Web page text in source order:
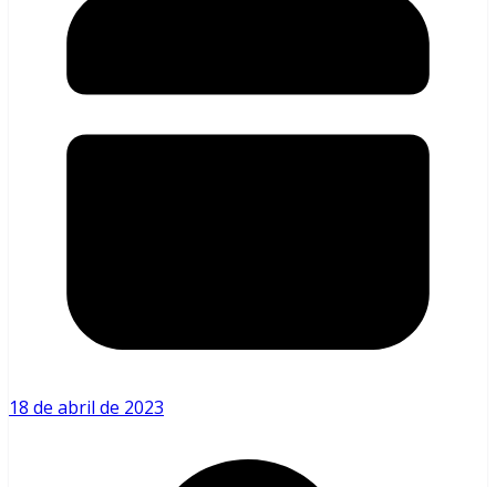
18 de abril de 2023